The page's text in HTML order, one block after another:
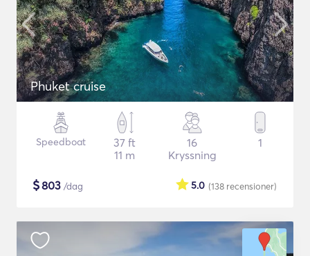
Phuket cruise
Speedboat
37 ft
11 m
16
Kryssning
1
$803 /dag (138 recensioner)
5.0